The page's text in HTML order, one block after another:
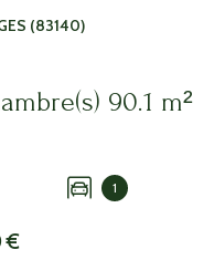
(83140)
Maison 4 pièce(s) 3 chambre(s) 90.1 m²
1
€